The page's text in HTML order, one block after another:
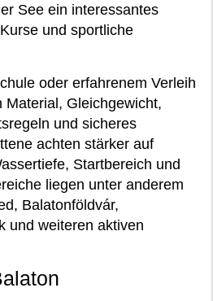
See ein interessantes
und sportliche
oder erfahrenem Verleih
Gleichgewicht,
und sicheres
achten stärker auf
Startbereich und
liegen unter anderem
Balatonföldvár,
und weiteren aktiven